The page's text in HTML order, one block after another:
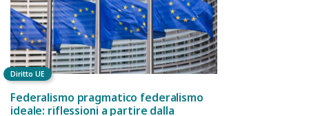
Diritto UE
Federalismo pragmatico federalismo
ideale: riflessioni a partire dalla